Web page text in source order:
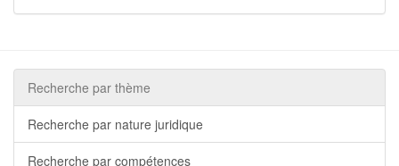
Recherche par thème
Recherche par nature juridique
Recherche par compétences